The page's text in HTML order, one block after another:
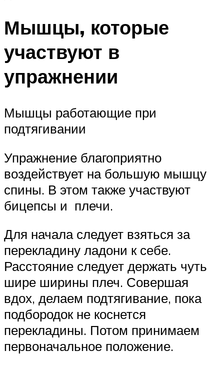
Мышцы, которые
участвуют в
упражнении
Мышцы работающие при
подтягивании
Упражнение благоприятно
воздействует на большую мышцу
спины. В этом также участвуют
бицепсы и плечи.
Для начала следует взяться за
перекладину ладони к себе.
Расстояние следует держать чуть
шире ширины плеч. Совершая
вдох, делаем подтягивание, пока
подбородок не коснется
перекладины. Потом принимаем
первоначальное положение.